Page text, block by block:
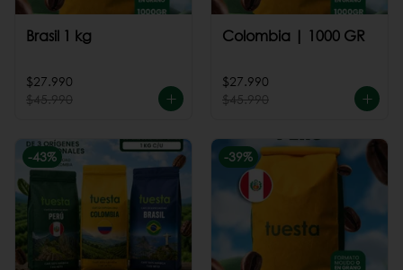
Brasil 1 kg
$27.990
$45.990
Colombia | 1000 GR
$27.990
$45.990
-43% -39%